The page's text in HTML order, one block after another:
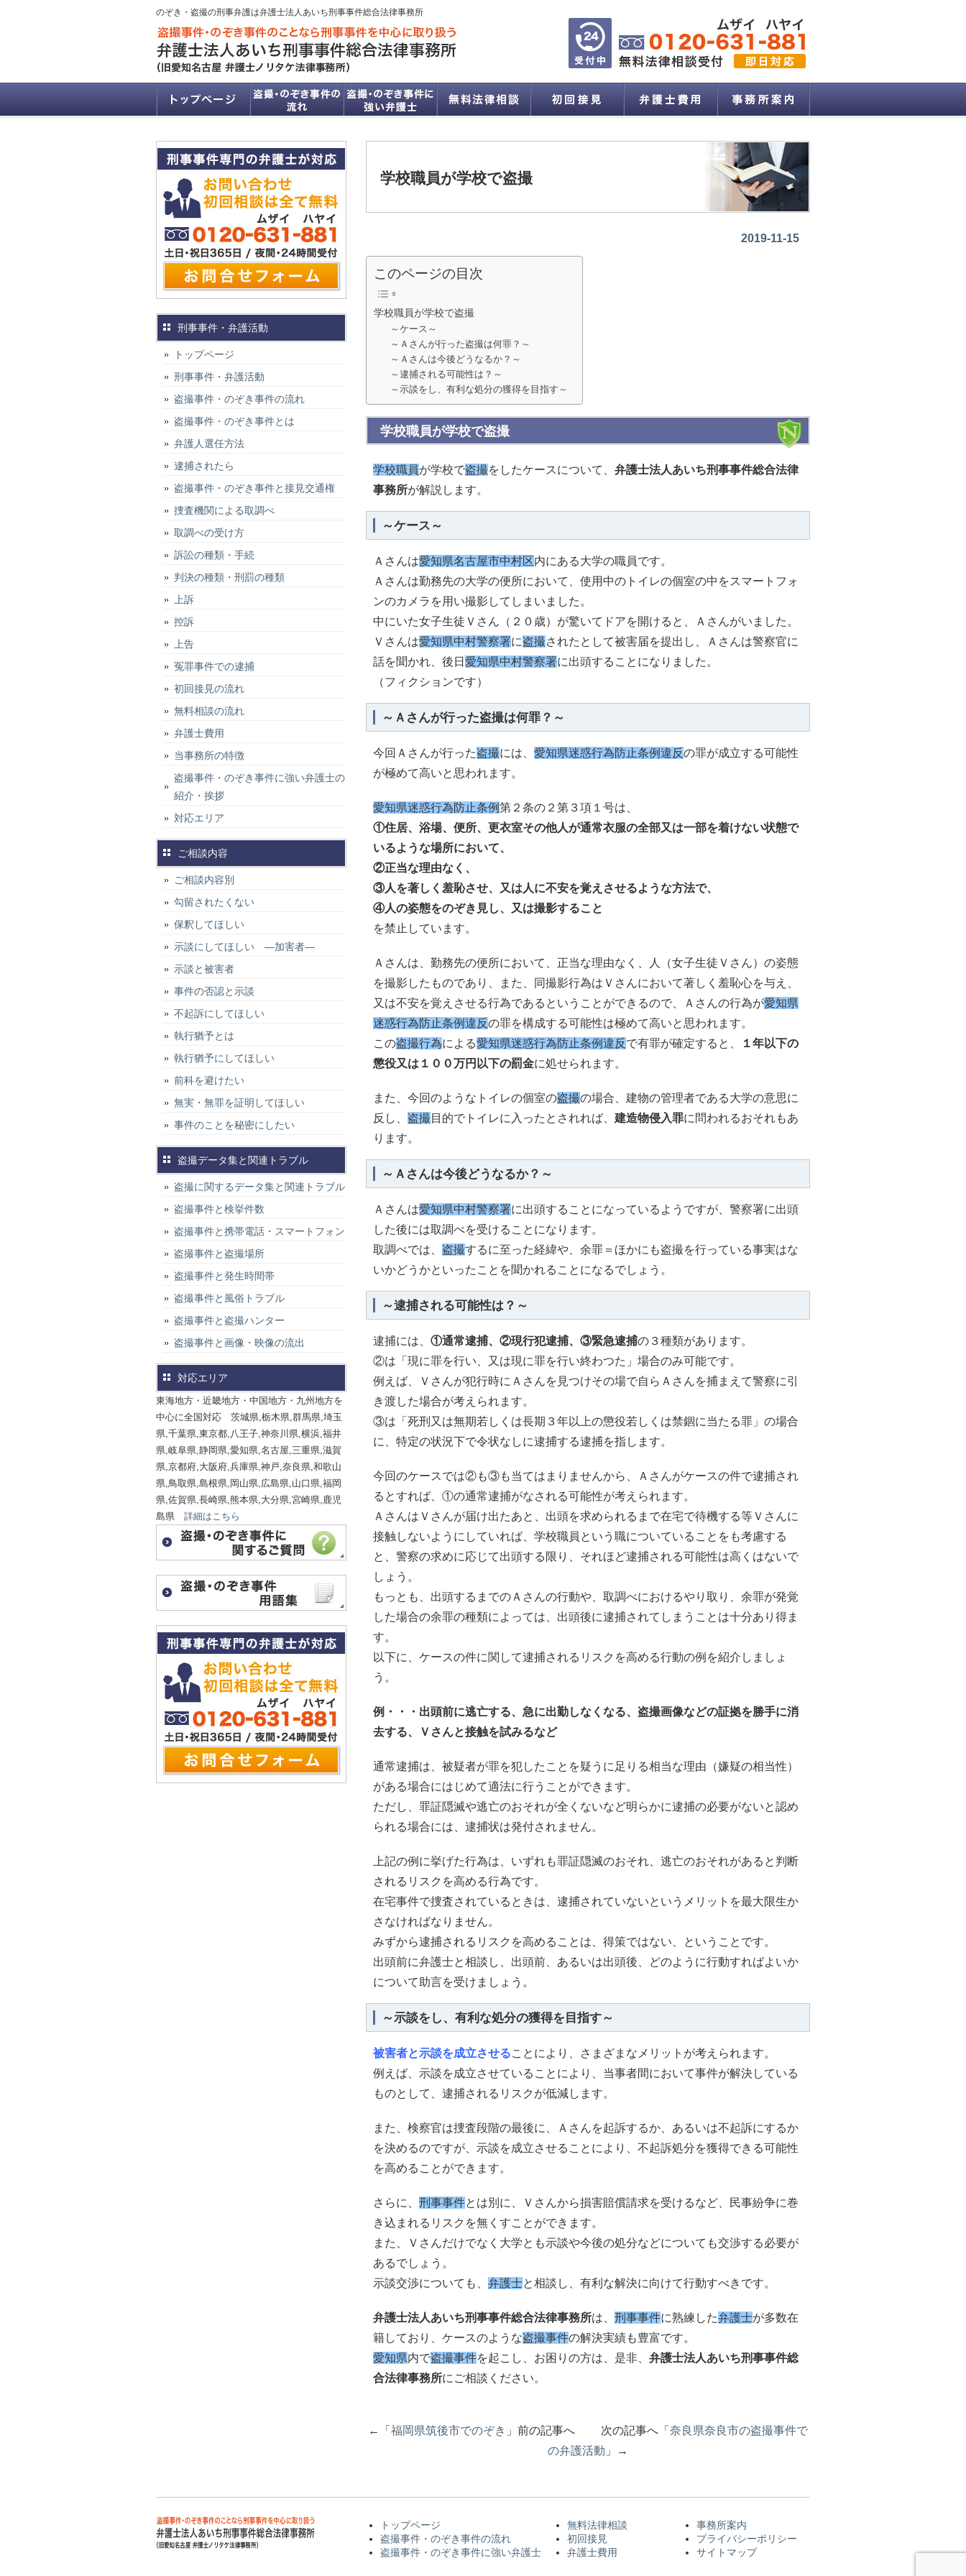
のぞき・盗撮の刑事弁護は弁護士法人あいち刑事事件総合法律事務所
学校職員が学校で盗撮
2019-11-15
このページの目次
学校職員が学校で盗撮
～ケース～
～Ａさんが行った盗撮は何罪？～
～Ａさんは今後どうなるか？～
～逮捕される可能性は？～
～示談をし、有利な処分の獲得を目指す～
学校職員が学校で盗撮
学校職員が学校で盗撮をしたケースについて、 弁護士法人あいち刑事事件総合法律
事務所が解説します。
～ケース～
Ａさんは愛知県名古屋市中村区内にある大学の職員です。
Ａさんは勤務先の大学の便所において、使用中のトイレの個室の中をスマートフォ
ンのカメラを用い撮影してしまいました。
中にいた女子生徒Ｖさん（２０歳）が驚いてドアを開けると、Ａさんがいました。
Ｖさんは愛知県中村警察署に盗撮されたとして被害届を提出し、Ａさんは警察官に
話を聞かれ、後日 愛知県中村警察署に出頭することになりました。
（フィクションです）
～Ａさんが行った盗撮は何罪？～
今回Ａさんが行った盗撮には、 愛知県迷惑行為防止条例違反の罪が成立する可能性
が極めて高いと思われます。
愛知県迷惑行為防止条例第２条の２第３項１号は、
①住居、浴場、便所、更衣室その他人が通常衣服の全部又は一部を着けない状態で
いるような場所において、
②正当な理由なく、
③人を著しく羞恥させ、又は人に不安を覚えさせるような方法で、
④人の姿態をのぞき見し、又は撮影すること
を禁止しています。
Ａさんは、勤務先の便所において、正当な理由なく、人（女子生徒Ｖさん）の姿態
を撮影したものであり、また、同撮影行為はＶさんにおいて著しく羞恥心を与え、
又は不安を覚えさせる行為であるということができるので、Ａさんの行為が愛知県
迷惑行為防止条例違反の罪を構成する可能性は極めて高いと思われます。
この盗撮行為による愛知県迷惑行為防止条例違反 で有罪が確定すると、
１年以下の
懲役又は１００万円以下の罰金に処せられます。
また、今回のようなトイレの個室の盗撮の場合、建物の管理者である大学の意思に
反し、 盗撮 目的でトイレに入ったとされれば、 建造物侵入罪に問われるおそれもあ
ります。
～Ａさんは今後どうなるか？～
Ａさんは愛知県中村警察署に出頭することになっているようですが、警察署に出頭
した後には取調べを受けることになります。
取調べでは、 盗撮するに至った経緯や、余罪＝ほかにも盗撮を行っている事実はな
いかどうかといったことを聞かれることになるでしょう。
～逮捕される可能性は？～
逮捕には、 ①通常逮捕、②現行犯逮捕、③緊急逮捕の３種類があります。
②は「現に罪を行い、又は現に罪を行い終わつた」場合のみ可能です。
例えば、Ｖさんが犯行時にＡさんを見つけその場で自らＡさんを捕まえて警察に引
き渡した場合が考えられます。
③は「死刑又は無期若しくは長期３年以上の懲役若しくは禁錮に当たる罪」の場合
に、特定の状況下で令状なしに逮捕する逮捕を指します。
今回のケースでは②も③も当てはまりませんから、Ａさんがケースの件で逮捕され
るとすれば、①の通常逮捕がなされる可能性が考えられます。
ＡさんはＶさんが届け出たあと、出頭を求められるまで在宅で待機する等Ｖさんに
接触しないようにしていれば、学校職員という職についていることをも考慮する
と、警察の求めに応じて出頭する限り、それほど逮捕される可能性は高くはないで
しょう。
もっとも、出頭するまでのＡさんの行動や、取調べにおけるやり取り、余罪が発覚
した場合の余罪の種類によっては、出頭後に逮捕されてしまうことは十分あり得ま
す。
以下に、ケースの件に関して逮捕されるリスクを高める行動の例を紹介しましょ
う。
例・・・出頭前に逃亡する、急に出勤しなくなる、盗撮画像などの証拠を勝手に消
去する、Ｖさんと接触を試みるなど
通常逮捕は、被疑者が罪を犯したことを疑うに足りる相当な理由（嫌疑の相当性）
がある場合にはじめて適法に行うことができます。
ただし、罪証隠滅や逃亡のおそれが全くないなど明らかに逮捕の必要がないと認め
られる場合には、逮捕状は発付されません。
上記の例に挙げた行為は、いずれも罪証隠滅のおそれ、逃亡のおそれがあると判断
されるリスクを高める行為です。
在宅事件で捜査されているときは、逮捕されていないというメリットを最大限生か
さなければなりません。
みずから逮捕されるリスクを高めることは、得策ではない、ということです。
出頭前に弁護士と相談し、出頭前、あるいは出頭後、どのように行動すればよいか
について助言を受けましょう。
～示談をし、有利な処分の獲得を目指す～
被害者と示談を成立させることにより、さまざまなメリットが考えられます。
例えば、示談を成立させていることにより、当事者間において事件が解決している
ものとして、逮捕されるリスクが低減します。
また、検察官は捜査段階の最後に、Ａさんを起訴するか、あるいは不起訴にするか
を決めるのですが、示談を成立させることにより、不起訴処分を獲得できる可能性
を高めることができます。
さらに、 刑事事件とは別に、Ｖさんから損害賠償請求を受けるなど、民事紛争に巻
き込まれるリスクを無くすことができます。
また、Ｖさんだけでなく大学とも示談や今後の処分などについても交渉する必要が
あるでしょう。
示談交渉についても、 弁護士と相談し、有利な解決に向けて行動すべきです。
弁護士法人あいち刑事事件総合法律事務所は、 刑事事件に熟練した弁護士が多数在
籍しており、ケースのような盗撮事件の解決実績も豊富です。
愛知県内で盗撮事件を起こし、お困りの方は、是非、 弁護士法人あいち刑事事件総
合法律事務所にご相談ください。
←「 福岡県筑後市でのぞき 」前の記事へ 次の記事へ「 奈良県奈良市の盗撮事件で
の弁護活動 」→
刑事事件・弁護活動
トップページ
刑事事件・弁護活動
盗撮事件・のぞき事件の流れ
盗撮事件・のぞき事件とは
弁護人選任方法
逮捕されたら
盗撮事件・のぞき事件と接見交通権
捜査機関による取調べ
取調べの受け方
訴訟の種類・手続
判決の種類・刑罰の種類
上訴
控訴
上告
冤罪事件での逮捕
初回接見の流れ
無料相談の流れ
弁護士費用
当事務所の特徴
盗撮事件・のぞき事件に強い弁護士の
紹介・挨拶
対応エリア
ご相談内容
ご相談内容別
勾留されたくない
保釈してほしい
示談にしてほしい ―加害者―
示談と被害者
事件の否認と示談
不起訴にしてほしい
執行猶予とは
執行猶予にしてほしい
前科を避けたい
無実・無罪を証明してほしい
事件のことを秘密にしたい
盗撮データ集と関連トラブル
盗撮に関するデータ集と関連トラブル
盗撮事件と検挙件数
盗撮事件と携帯電話・スマートフォン
盗撮事件と盗撮場所
盗撮事件と発生時間帯
盗撮事件と風俗トラブル
盗撮事件と盗撮ハンター
盗撮事件と画像・映像の流出
対応エリア
東海地方・近畿地方・中国地方・九州地方を
中心に全国対応 茨城県,栃木県,群馬県,埼玉
県,千葉県,東京都,八王子,神奈川県,横浜,福井
県,岐阜県,静岡県,愛知県,名古屋,三重県,滋賀
県,京都府,大阪府,兵庫県,神戸,奈良県,和歌山
県,鳥取県,島根県,岡山県,広島県,山口県,福岡
県,佐賀県,長崎県,熊本県,大分県,宮崎県,鹿児
島県 詳細はこちら
トップページ
盗撮事件・のぞき事件の流れ
盗撮事件・のぞき事件に強い弁護士
無料法律相談
初回接見
弁護士費用
事務所案内
プライバシーポリシー
サイトマップ